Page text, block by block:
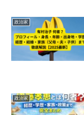
政治家
政治家